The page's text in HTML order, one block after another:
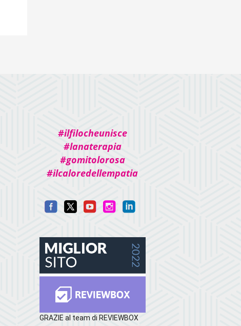
#ilfilocheunisce
#lanaterapia
#gomitolorosa
#ilcaloredellempatia
GRAZIE al team di REVIEWBOX